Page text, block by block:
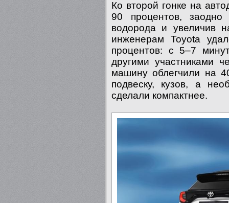
Ко второй гонке на
90 процентов, заодно
водорода и увеличив
инженерам Toyota
процентов: с 5–7
другими участниками
машину облегчили на
подвеску, кузов, а
сделали компактнее.